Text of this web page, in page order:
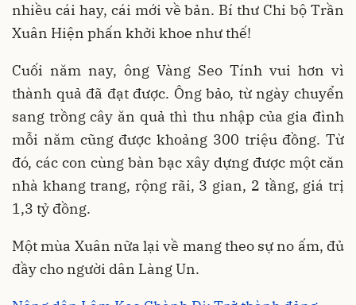
nhiều cái hay, cái mới về bản. Bí thư Chi bộ Trần
Xuân Hiện phấn khởi khoe như thế!
Cuối năm nay, ông Vàng Seo Tính vui hơn vì
thành quả đã đạt được. Ông bảo, từ ngày chuyển
sang trồng cây ăn quả thì thu nhập của gia đình
mỗi năm cũng được khoảng 300 triệu đồng. Từ
đó, các con cùng bàn bạc xây dựng được một căn
nhà khang trang, rộng rãi, 3 gian, 2 tầng, giá trị
1,3 tỷ đồng.
Một mùa Xuân nữa lại về mang theo sự no ấm, đủ
đầy cho người dân Làng Un.